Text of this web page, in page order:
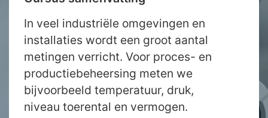
In veel industriële omgevingen en
installaties wordt een groot aantal
metingen verricht. Voor proces- en
productiebeheersing meten we
bijvoorbeeld temperatuur, druk,
niveau toerental en vermogen.